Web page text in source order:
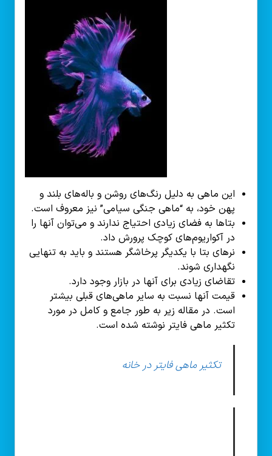
این ماهی به دلیل رنگ‌های روشن و باله‌های بلند و
پهن خود، به “ماهی جنگی سیامی” نیز معروف است.
بتاها به فضای زیادی احتیاج ندارند و می‌توان آنها را
در آکواریوم‌های کوچک پرورش داد.
نرهای بتا با یکدیگر پرخاشگر هستند و باید به تنهایی
نگهداری شوند.
تقاضای زیادی برای آنها در بازار وجود دارد.
قیمت آنها نسبت به سایر ماهی‌های قبلی بیشتر
است. در مقاله زیر به طور جامع و کامل در مورد
تکثیر ماهی فایتر نوشته شده است.
تکثیر ماهی فایتر در خانه